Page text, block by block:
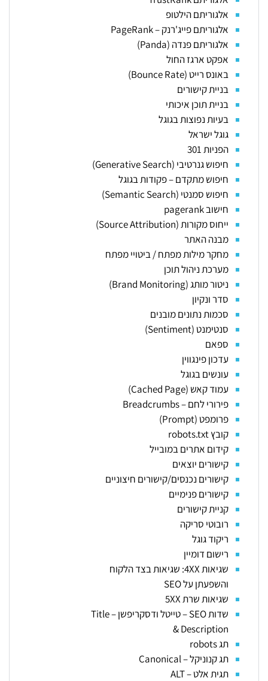
אלגוריתם הילטופ
אלגוריתם פייג'רנק – PageRank
אלגוריתם פנדה (Panda)
אפקט ארגז החול
באונס רייט (Bounce Rate)
בניית קישורים
בניית תוכן איכותי
בעיות נפוצות בגוגל
גוגל ישראל
הפניות 301
חיפוש גנרטיבי (Generative Search)
חיפוש מתקדם – פקודות בגוגל
חיפוש סמנטי (Semantic Search)
חישוב pagerank
ייחוס מקורות (Source Attribution)
מבנה האתר
מחקר מילות מפתח / ביטויי מפתח
מערכת ניהול תוכן
ניטור מותג (Brand Monitoring)
סדר ונקיון
סכמות נתונים מובנים
סנטימנט (Sentiment)
ספאם
עדכון פינגווין
עונשים בגוגל
עמוד קאש (Cached Page)
פירורי לחם – Breadcrumbs
פרומפט (Prompt)
קובץ robots.txt
קידום אתרים במובייל
קישורים יוצאים
קישורים נכנסים/קישורים חיצוניים
קישורים פנימיים
קניית קישורים
רובוטי סריקה
ריקוד גוגל
רישום דומיין
שגיאות 4XX: שגיאות בצד הלקוח
והשפעתן על SEO
שגיאות שרת 5XX
שדות SEO – טייטל ודסקריפשן – Title
& Description
תג robots
תג קנוניקל – Canonical
תגית אלט – ALT